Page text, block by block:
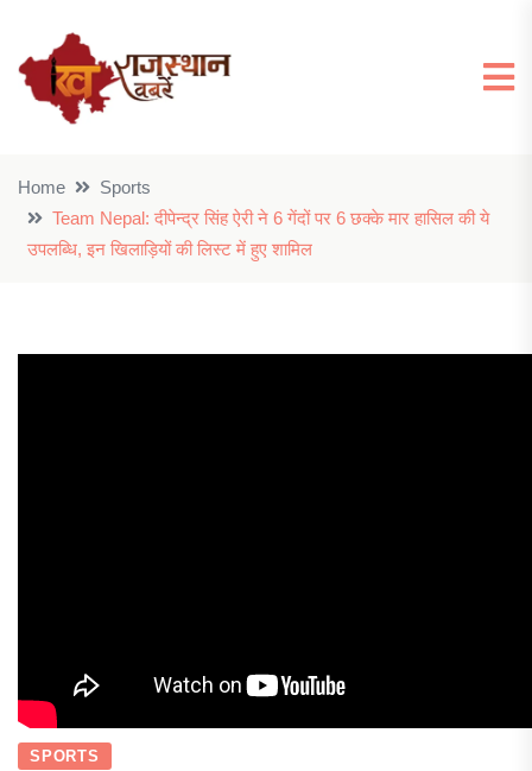
Home
Sports
Team Nepal: दीपेन्द्र सिंह ऐरी ने 6 गेंदों पर 6 छक्के मार हासिल की ये
उपलब्धि, इन खिलाड़ियों की लिस्ट में हुए शामिल
SPORTS